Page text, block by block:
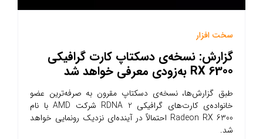
سخت افزار
گزارش: نسخه‌ی دسکتاپ کارت گرافیکی
RX 6300 به‌زودی معرفی خواهد شد
طبق گزارش‌ها، نسخه‌ی دسکتاپ مقرون به صرفه‌ترین عضو
خانواده‌ی کارت‌های گرافیکی RDNA 2 شرکت AMD با نام
Radeon RX 6300 احتمالاً در آینده‌ای نزدیک رونمایی خواهد
شد.